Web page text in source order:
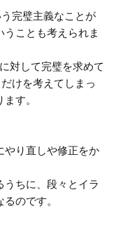
完璧主義なことが
ことも考えられま
対して完璧を求めて
けを考えてしまっ
す。
やり直しや修正をか
ちに、段々とイラ
のです。